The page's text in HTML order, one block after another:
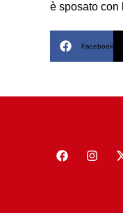
è sposato con
Facebook